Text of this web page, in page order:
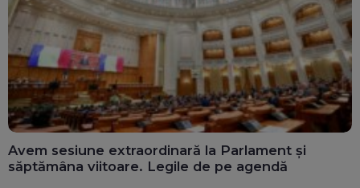
Avem sesiune extraordinară la Parlament și
săptămâna viitoare. Legile de pe agendă